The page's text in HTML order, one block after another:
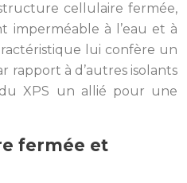
cellulaire fermée,
imperméable à l’eau et à
lui confère un
rapport à d’autres isolants
du XPS un allié pour une
fermée et